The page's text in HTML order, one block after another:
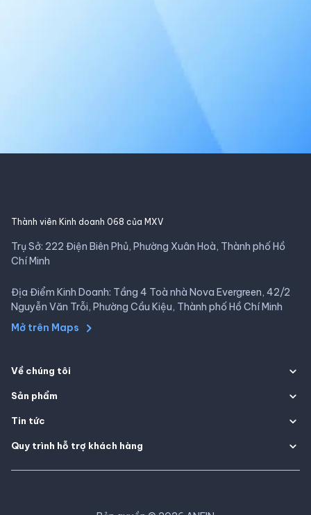
Thành viên Kinh doanh 068 của MXV
Trụ Sở: 222 Điện Biên Phủ, Phường Xuân Hoà, Thành phố Hồ
Chí Minh
Địa Điểm Kinh Doanh: Tầng 4 Toà nhà Nova Evergreen, 42/2
Nguyễn Văn Trỗi, Phường Cầu Kiệu, Thành phố Hồ Chí Minh
Mở trên Maps
Về chúng tôi
Sản phẩm
Tin tức
Quy trình hỗ trợ khách hàng